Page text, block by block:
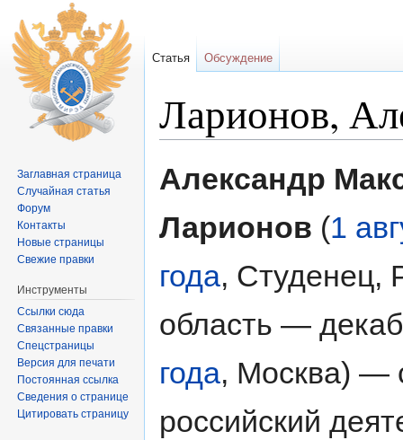
Ларионов,
Александр
Ларионов (1
года, Студенец,
область —
года, Москва) —
российский
Статья Обсуждение
Заглавная страница
Случайная статья
Форум
Контакты
Новые страницы
Свежие правки
Инструменты
Ссылки сюда
Связанные правки
Спецстраницы
Версия для печати
Постоянная ссылка
Сведения о странице
Цитировать страницу